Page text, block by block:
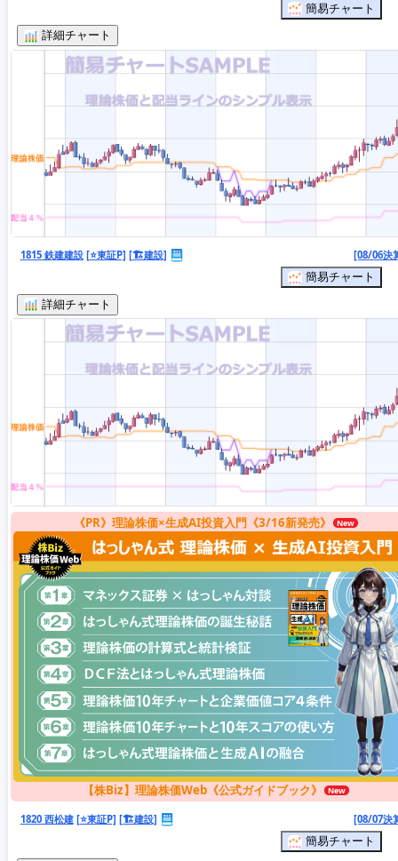
簡易チャート
詳細チャート
1815 鉄建建設 [⭐東証P] [🏗️建設]
[08/06決
簡易チャート
詳細チャート
《PR》理論株価×生成AI投資入門《3/16新発売》
【株Biz】理論株価Web《公式ガイドブック》
1820 西松建 [⭐東証P] [🏗️建設]
[08/07決
簡易チャート